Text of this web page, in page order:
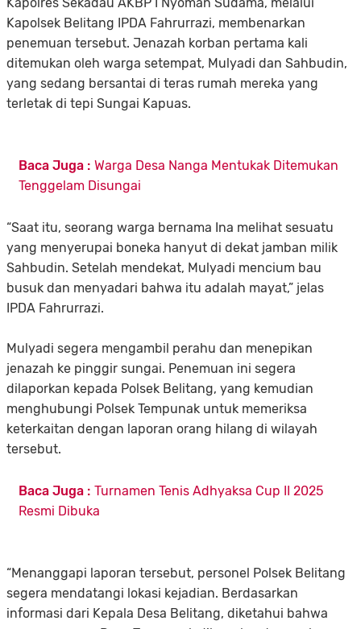
Kapolsek Belitang IPDA Fahrurrazi, membenarkan
penemuan tersebut. Jenazah korban pertama kali
ditemukan oleh warga setempat, Mulyadi dan Sahbudin,
yang sedang bersantai di teras rumah mereka yang
terletak di tepi Sungai Kapuas.
Baca Juga : Warga Desa Nanga Mentukak Ditemukan
Tenggelam Disungai
“Saat itu, seorang warga bernama Ina melihat sesuatu
yang menyerupai boneka hanyut di dekat jamban milik
Sahbudin. Setelah mendekat, Mulyadi mencium bau
busuk dan menyadari bahwa itu adalah mayat,” jelas
IPDA Fahrurrazi.
Mulyadi segera mengambil perahu dan menepikan
jenazah ke pinggir sungai. Penemuan ini segera
dilaporkan kepada Polsek Belitang, yang kemudian
menghubungi Polsek Tempunak untuk memeriksa
keterkaitan dengan laporan orang hilang di wilayah
tersebut.
Baca Juga : Turnamen Tenis Adhyaksa Cup II 2025
Resmi Dibuka
“Menanggapi laporan tersebut, personel Polsek Belitang
segera mendatangi lokasi kejadian. Berdasarkan
informasi dari Kepala Desa Belitang, diketahui bahwa